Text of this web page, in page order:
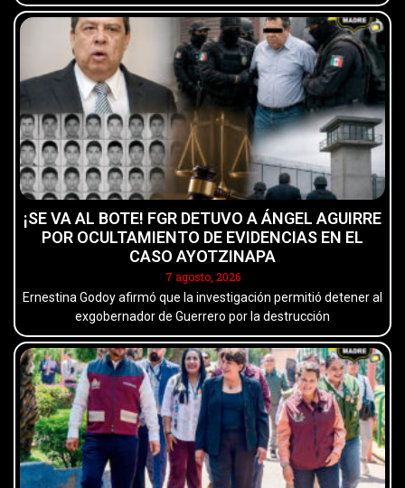
¡SE VA AL BOTE! FGR DETUVO A ÁNGEL AGUIRRE
POR OCULTAMIENTO DE EVIDENCIAS EN EL
CASO AYOTZINAPA
7 agosto, 2026
Ernestina Godoy afirmó que la investigación permitió detener al
exgobernador de Guerrero por la destrucción